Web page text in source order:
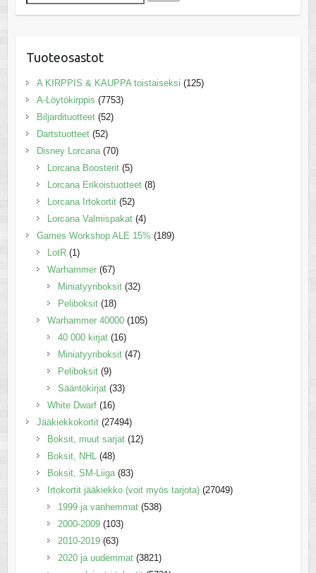
Tuoteosastot
A KIRPPIS & KAUPPA toistaiseksi (125)
A-Löytökirppis (7753)
Biljardituotteet (52)
Dartstuotteet (52)
Disney Lorcana (70)
Lorcana Boosterit (5)
Lorcana Erikoistuotteet (8)
Lorcana Irtokortit (52)
Lorcana Valmispakat (4)
Games Workshop ALE 15% (189)
LotR (1)
Warhammer (67)
Miniatyyriboksit (32)
Peliboksit (18)
Warhammer 40000 (105)
40 000 kirjat (16)
Miniatyyriboksit (47)
Peliboksit (9)
Sääntökirjat (33)
White Dwarf (16)
Jääkiekkokortit (27494)
Boksit, muut sarjat (12)
Boksit, NHL (48)
Boksit, SM-Liiga (83)
Irtokortit jääkiekko (voit myös tarjota) (27049)
1999 ja vanhemmat (538)
2000-2009 (103)
2010-2019 (63)
2020 ja uudemmat (3821)